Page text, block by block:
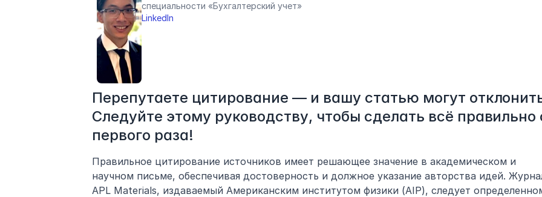
специальности «Бухгалтерский учет»
LinkedIn
Перепутаете цитирование — и вашу статью могут
Следуйте этому руководству, чтобы сделать всё правильно
первого раза!
Правильное цитирование источников имеет решающее значение в академическом и
научном письме, обеспечивая достоверность и должное указание авторства идей.
APL Materials, издаваемый Американским институтом физики (AIP), следует